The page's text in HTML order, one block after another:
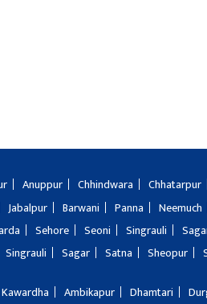
Anuppur Chhindwara Chhatarpur
Jabalpur Barwani Panna Neemuch
Sehore Seoni Singrauli
Singrauli Sagar Satna Sheopur
Kawardha Ambikapur Dhamtari